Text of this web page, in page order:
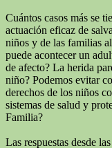
Cuántos casos más se
actuación eficaz de
niños y de las familias
puede acontecer un
de afecto? La herida
niño? Podemos evitar
derechos de los niños
sistemas de salud y
Familia?
Las respuestas desde